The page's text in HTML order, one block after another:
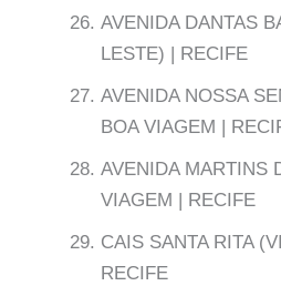
AVENIDA DANTAS
LESTE) | RECIFE
AVENIDA NOSSA
BOA VIAGEM |
AVENIDA MARTINS
VIAGEM | RECIFE
CAIS SANTA RITA
RECIFE